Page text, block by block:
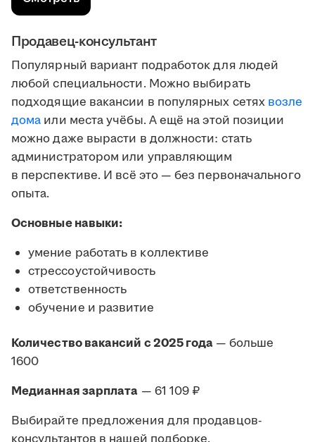
Продавец-консультант
Популярный вариант подработок для людей
любой специальности. Можно выбирать
подходящие вакансии в популярных сетях возле
дома или места учёбы. А ещё на этой позиции
можно даже вырасти в должности: стать
администратором или управляющим
в перспективе. И всё это — без первоначального
опыта.
Основные навыки:
умение работать в коллективе
стрессоустойчивость
ответственность
обучение и развитие
Количество вакансий с 2025 года — больше
1600
Медианная зарплата — 61 109 ₽
Выбирайте предложения для продавцов-